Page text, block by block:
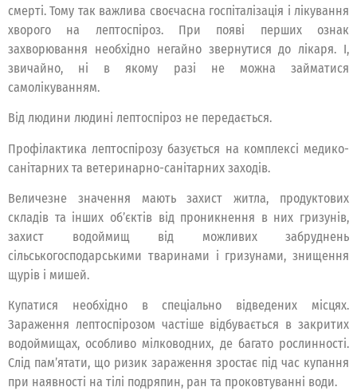
смерті. Тому так важлива своєчасна госпіталізація і лікування
хворого на лептоспіроз. При появі перших ознак
захворювання необхідно негайно звернутися до лікаря. І,
звичайно, ні в якому разі не можна займатися
самолікуванням.
Від людини людині лептоспіроз не передається.
Профілактика лептоспірозу базується на комплексі медико-
санітарних та ветеринарно-санітарних заходів.
Величезне значення мають захист житла, продуктових
складів та інших об’єктів від проникнення в них гризунів,
захист водоймищ від можливих забруднень
сільськогосподарськими тваринами і гризунами, знищення
щурів і мишей.
Купатися необхідно в спеціально відведених місцях.
Зараження лептоспірозом частіше відбувається в закритих
водоймищах, особливо мілководних, де багато рослинності.
Слід пам’ятати, що ризик зараження зростає під час купання
при наявності на тілі подряпин, ран та проковтуванні води.